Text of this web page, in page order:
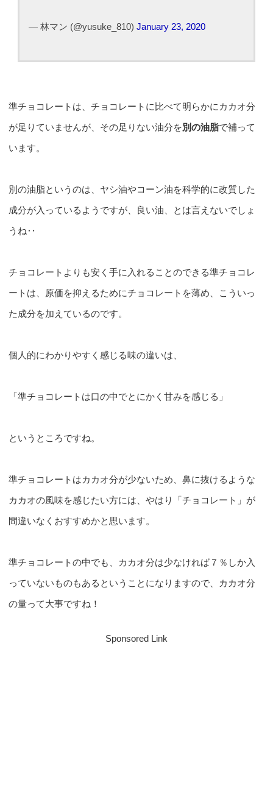
— 林マン (@yusuke_810)January 23, 2020
準チョコレートは、チョコレートに比べて明らかにカカオ分
が足りていませんが、その足りない油分を別の油脂で補って
います。
別の油脂というのは、ヤシ油やコーン油を科学的に改質した
成分が入っているようですが、良い油、とは言えないでしょ
うね‥
チョコレートよりも安く手に入れることのできる準チョコレ
ートは、原価を抑えるためにチョコレートを薄め、こういっ
た成分を加えているのです。
個人的にわかりやすく感じる味の違いは、
「準チョコレートは口の中でとにかく甘みを感じる」
というところですね。
準チョコレートはカカオ分が少ないため、鼻に抜けるような
カカオの風味を感じたい方には、やはり「チョコレート」が
間違いなくおすすめかと思います。
準チョコレートの中でも、カカオ分は少なければ７％しか入
っていないものもあるということになりますので、カカオ分
の量って大事ですね！
Sponsored Link